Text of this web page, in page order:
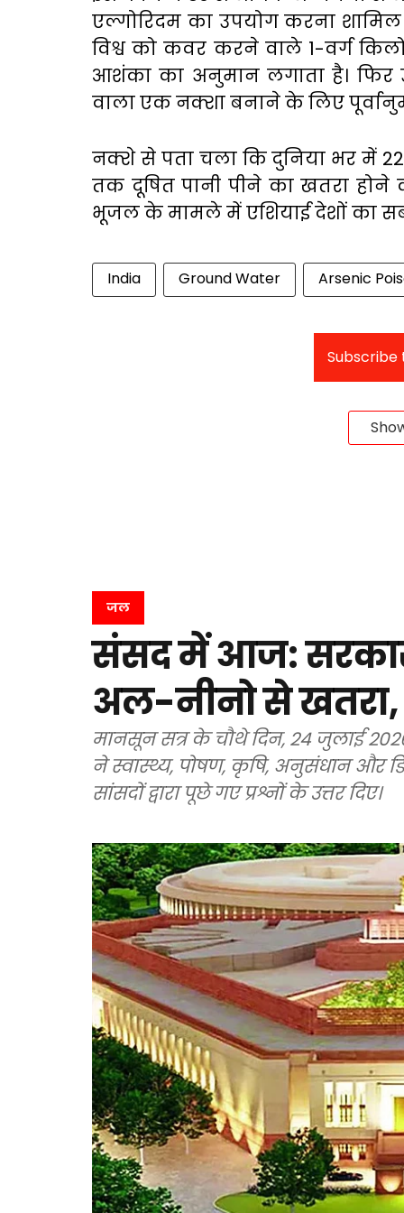
एल्गोरिदम का उपयोग करना शामिल
विश्व को कवर करने वाले1-वर्ग
आशंका का अनुमान लगाता है। फिर
वालाएकनक्शाबनानेकेलिए
नक्शे से पता चला कि दुनिया भर में
तक दूषित पानी पीने का खतरा होने
भूजल के मामले में एशियाई देशों का
India Ground Water Arsenic
Subscribe
जल
संसद में आज:
अल-नीनो से
मानसून सत्र के चौथे दिन, 24 जुलाई
ने स्वास्थ्य, पोषण, कृषि, अनुसंधान और
सांसदों द्वारा पूछे गए प्रश्नों के उत्तर दिए।